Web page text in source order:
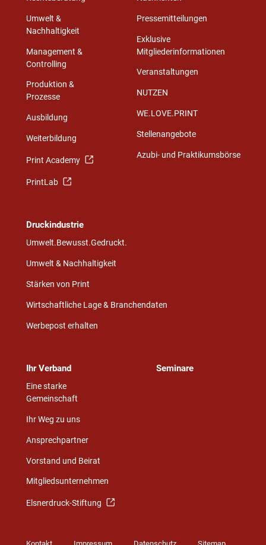
Umwelt &
Nachhaltigkeit
Management &
Controlling
Produktion &
Prozesse
Ausbildung
Weiterbildung
Print Academy
PrintLab
Pressemitteilungen
Exklusive
Mitgliederinformationen
Veranstaltungen
NUTZEN
WE.LOVE.PRINT
Stellenangebote
Azubi- und Praktikumsbörse
Druckindustrie
Umwelt.Bewusst.Gedruckt.
Umwelt & Nachhaltigkeit
Stärken von Print
Wirtschaftliche Lage & Branchendaten
Werbepost erhalten
Ihr Verband
Eine starke
Gemeinschaft
Ihr Weg zu uns
Ansprechpartner
Vorstand und Beirat
Mitgliedsunternehmen
Elsnerdruck-Stiftung
Seminare